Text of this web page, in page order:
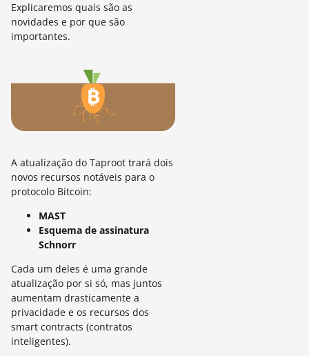
Explicaremos quais são as
novidades e por que são
importantes.
A atualização do Taproot trará dois
novos recursos notáveis para o
protocolo Bitcoin:
MAST
Esquema de assinatura
Schnorr
Cada um deles é uma grande
atualização por si só, mas juntos
aumentam drasticamente a
privacidade e os recursos dos
smart contracts (contratos
inteligentes).